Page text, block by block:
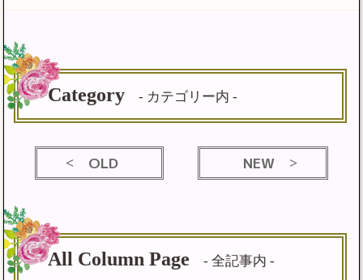
Category - カテゴリー内 -
OLD NEW
All Column Page - 全記事内 -